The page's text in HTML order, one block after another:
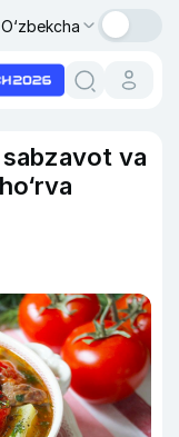
O‘zbekcha
sabzavot va